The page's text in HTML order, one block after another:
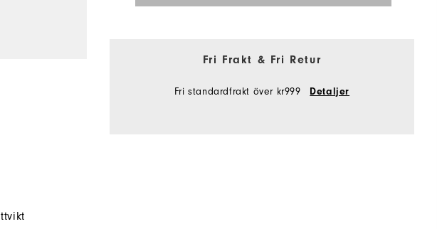
Fri Frakt & Fri Retur
Fri standardfrakt över kr999 Detaljer